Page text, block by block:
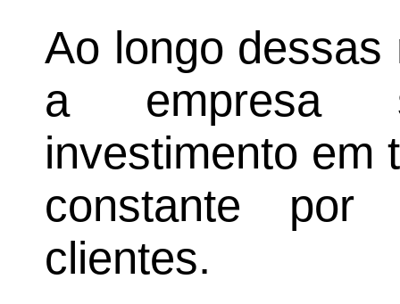
Ao longo
a empresa
investimento em
constante por
clientes.